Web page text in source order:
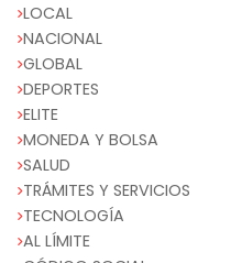
LOCAL
NACIONAL
GLOBAL
DEPORTES
ELITE
MONEDA Y BOLSA
SALUD
TRÁMITES Y SERVICIOS
TECNOLOGÍA
AL LÍMITE